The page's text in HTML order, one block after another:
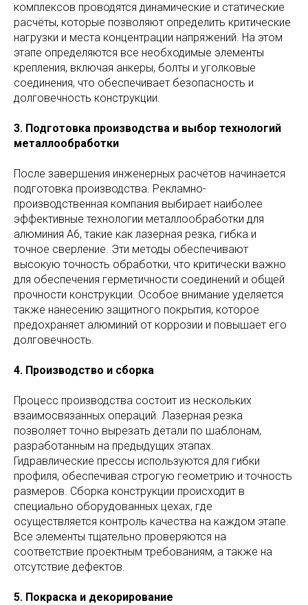
комплексов проводятся динамические и статические
расчёты, которые позволяют определить критические
нагрузки и места концентрации напряжений. На этом
этапе определяются все необходимые элементы
крепления, включая анкеры, болты и уголковые
соединения, что обеспечивает безопасность и
долговечность конструкции.
3. Подготовка производства и выбор технологий
металлообработки
После завершения инженерных расчётов начинается
подготовка производства. Рекламно-
производственная компания выбирает наиболее
эффективные технологии металлообработки для
алюминия А6, такие как лазерная резка, гибка и
точное сверление. Эти методы обеспечивают
высокую точность обработки, что критически важно
для обеспечения герметичности соединений и общей
прочности конструкции. Особое внимание уделяется
также нанесению защитного покрытия, которое
предохраняет алюминий от коррозии и повышает его
долговечность.
4. Производство и сборка
Процесс производства состоит из нескольких
взаимосвязанных операций. Лазерная резка
позволяет точно вырезать детали по шаблонам,
разработанным на предыдущих этапах.
Гидравлические прессы используются для гибки
профиля, обеспечивая строгую геометрию и точность
размеров. Сборка конструкции происходит в
специально оборудованных цехах, где
осуществляется контроль качества на каждом этапе.
Все элементы тщательно проверяются на
соответствие проектным требованиям, а также на
отсутствие дефектов.
5. Покраска и декорирование